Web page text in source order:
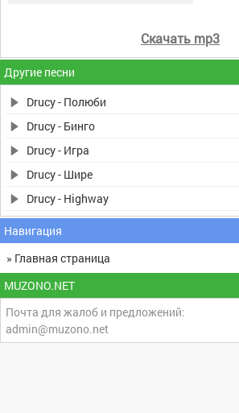
Скачать mp3
Другие песни
Drucy - Полюби
Drucy - Бинго
Drucy - Игра
Drucy - Шире
Drucy - Highway
Навигация
» Главная страница
MUZONO.NET
Почта для жалоб и предложений:
admin@muzono.net